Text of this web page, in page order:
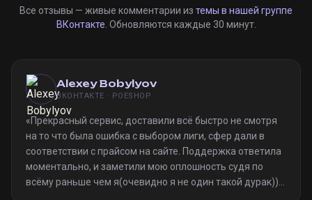
Все отзывы — живые комментарии из темы в нашей группе
ВКонтакте . Обновляются каждые 30 минут.
Alexey Bobylyov
ВКОНТАКТЕ · POESHOP
«Прекрасный сервис, доставили всё быстро не смотря
на то что была ошибка с выбором лиги, сфер дали в
соответствии с прайсом на сайте. Поддержка ответила
моментально, и заметили мою оплошность судя по
всёму раньше чем я(очевидно я не один такой дурак)).